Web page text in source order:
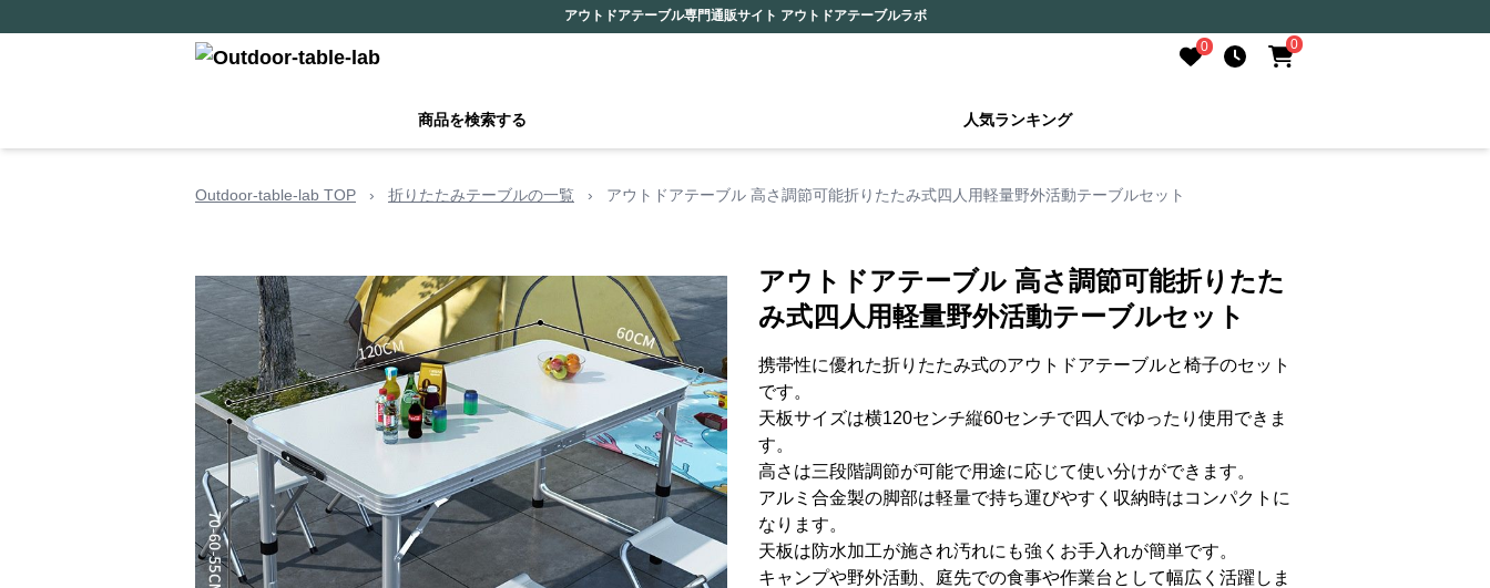
アウトドアテーブル専門通販サイト アウトドアテーブルラボ
0
0
商品を検索する 人気ランキング
Outdoor-table-lab TOP › 折りたたみテーブルの一覧 › アウトドアテーブル 高さ調節可能折りたたみ式四人用軽量野外活動テーブルセット
アウトドアテーブル 高さ調節可能折りたた
み式四人用軽量野外活動テーブルセット
携帯性に優れた折りたたみ式のアウトドアテーブルと椅子のセット
です。
天板サイズは横120センチ縦60センチで四人でゆったり使用できま
す。
高さは三段階調節が可能で用途に応じて使い分けができます。
アルミ合金製の脚部は軽量で持ち運びやすく収納時はコンパクトに
なります。
天板は防水加工が施され汚れにも強くお手入れが簡単です。
キャンプや野外活動、庭先での食事や作業台として幅広く活躍しま